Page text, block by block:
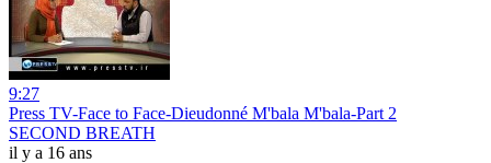
9:27
Press TV-Face to Face-Dieudonné M'bala M'bala-Part 2
SECOND BREATH
il y a 16 ans